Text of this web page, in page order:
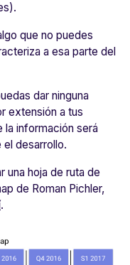
que no puedes
a esa parte del
dar ninguna
extensión a tus
la información será
el desarrollo.
una hoja de ruta de
de Roman Pichler,
.